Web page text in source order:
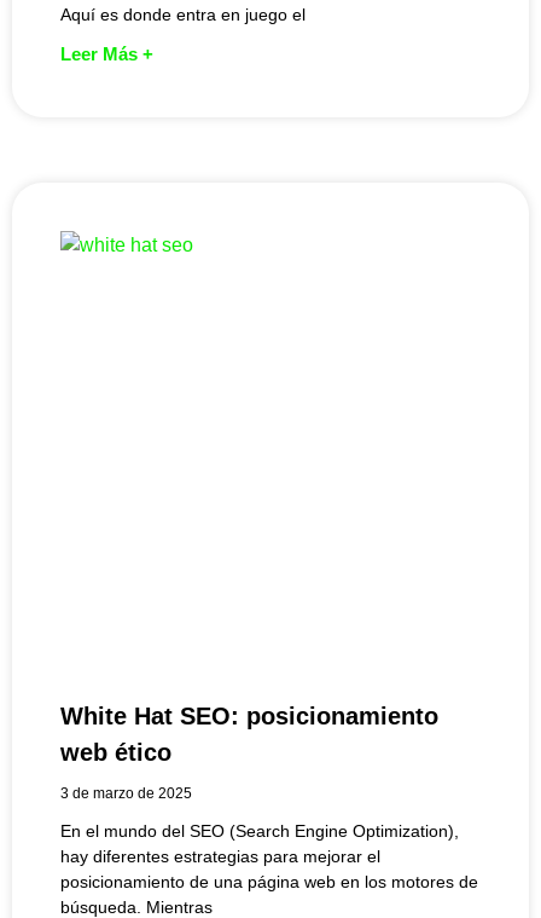
Aquí es donde entra en juego el
Leer Más +
White Hat SEO: posicionamiento
web ético
3 de marzo de 2025
En el mundo del SEO (Search Engine Optimization),
hay diferentes estrategias para mejorar el
posicionamiento de una página web en los motores de
búsqueda. Mientras